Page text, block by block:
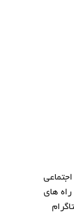
راه های